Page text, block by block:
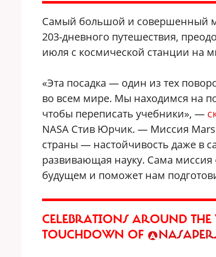
Самый большой и совершенный
203-дневного путешествия,
июля с космической станции на
«Эта посадка — один из тех
во всем мире. Мы находимся на
чтобы переписать учебники», —
NASA Стив Юрчик. — Миссия
страны — настойчивость даже в
развивающая науку. Сама миссия
будущем и поможет нам
CELEBRATIONS AROUND
TOUCHDOWN OF